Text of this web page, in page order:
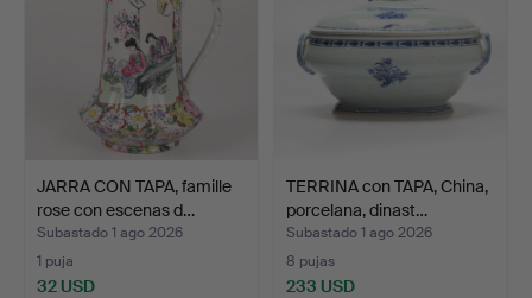
JARRA CON TAPA, famille
rose con escenas d…
Subastado 1 ago 2026
1 puja
32 USD
TERRINA con TAPA, China,
porcelana, dinast…
Subastado 1 ago 2026
8 pujas
233 USD